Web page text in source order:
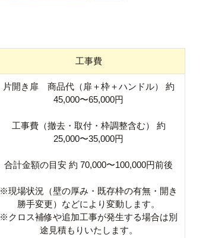
工事費
片開き扉 商品代（扉＋枠＋ハンドル） 約
45,000〜65,000円
工事費（撤去・取付・枠調整含む） 約
25,000〜35,000円
合計金額の目安 約 70,000〜100,000円前後
※現場状況（壁の厚み・既存枠の有無・開き
勝手変更）などにより変動します。
※クロス補修や追加工事が発生する場合は別
途見積もりいたします。